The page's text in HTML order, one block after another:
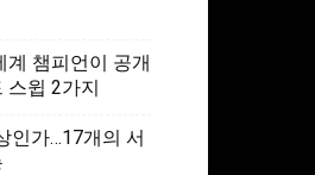
계 챔피언이 공개
스윕 2가지
인가…17개의 서